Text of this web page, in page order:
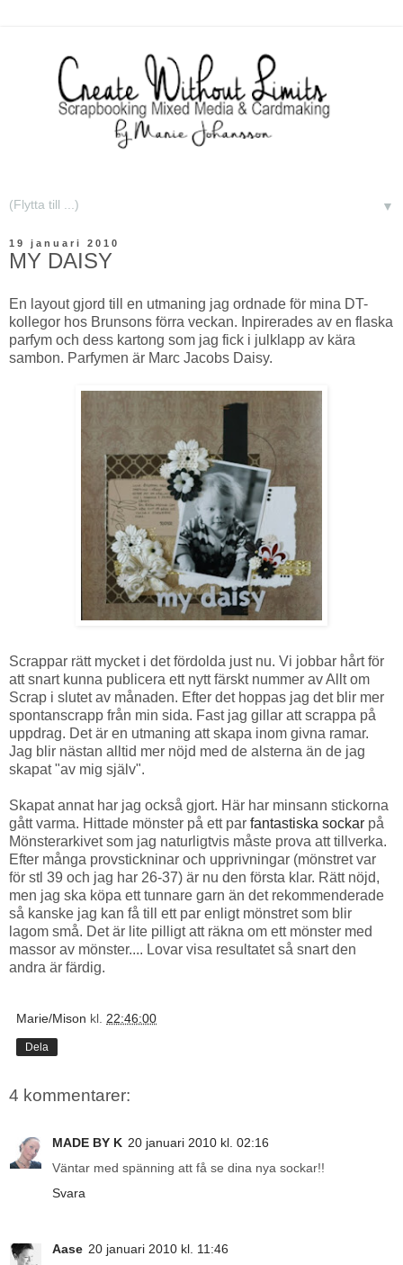
▼
19 januari 2010
MY DAISY
En layout gjord till en utmaning jag ordnade för mina DT-
kollegor hos Brunsons förra veckan. Inpirerades av en flaska
parfym och dess kartong som jag fick i julklapp av kära
sambon. Parfymen är Marc Jacobs Daisy.
Scrappar rätt mycket i det fördolda just nu. Vi jobbar hårt för
att snart kunna publicera ett nytt färskt nummer av Allt om
Scrap i slutet av månaden. Efter det hoppas jag det blir mer
spontanscrapp från min sida. Fast jag gillar att scrappa på
uppdrag. Det är en utmaning att skapa inom givna ramar.
Jag blir nästan alltid mer nöjd med de alsterna än de jag
skapat "av mig själv".
Skapat annat har jag också gjort. Här har minsann stickorna
gått varma. Hittade mönster på ett par fantastiska sockar på
Mönsterarkivet som jag naturligtvis måste prova att tillverka.
Efter många provstickninar och upprivningar (mönstret var
för stl 39 och jag har 26-37) är nu den första klar. Rätt nöjd,
men jag ska köpa ett tunnare garn än det rekommenderade
så kanske jag kan få till ett par enligt mönstret som blir
lagom små. Det är lite pilligt att räkna om ett mönster med
massor av mönster.... Lovar visa resultatet så snart den
andra är färdig.
Marie/Mison kl. 22:46:00
Dela
4 kommentarer:
MADE BY K 20 januari 2010 kl. 02:16
Väntar med spänning att få se dina nya sockar!!
Svara
Aase 20 januari 2010 kl. 11:46